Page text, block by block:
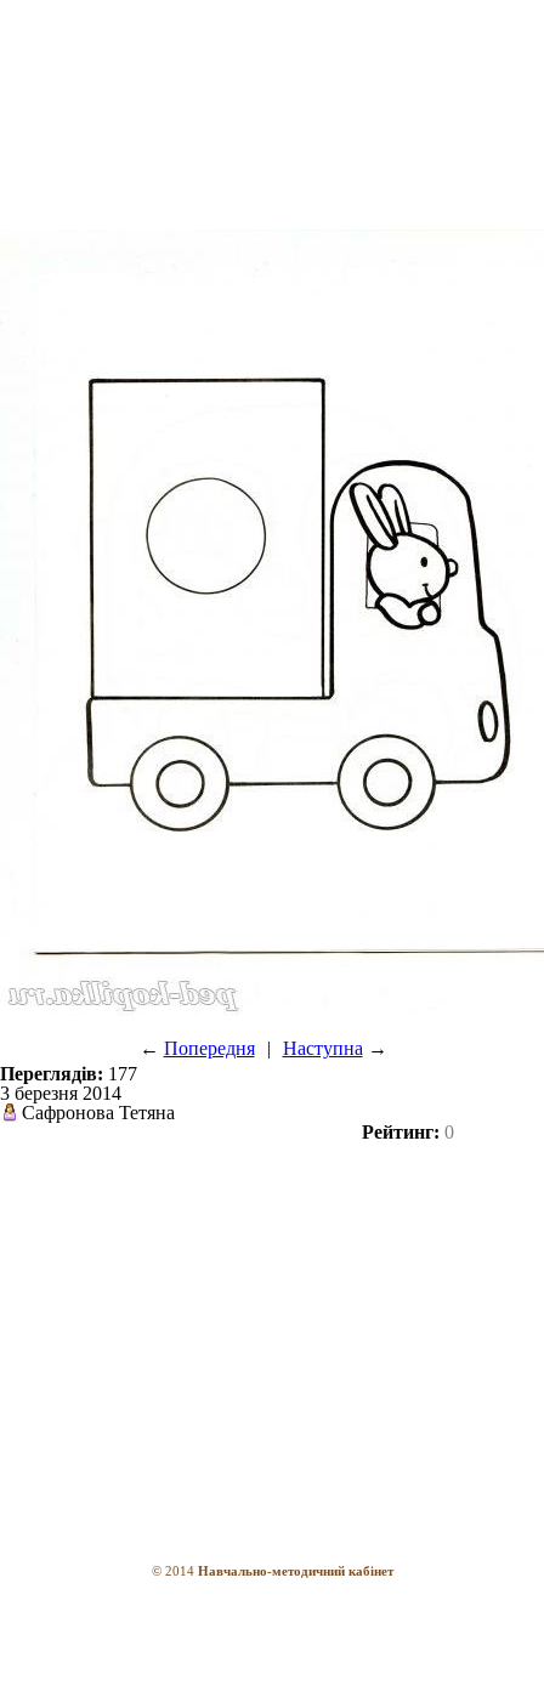
← Попередня | Наступна →
Переглядів: 177
3 березня 2014
Сафронова Тетяна
Рейтинг: 0
© 2014 Навчально-методичний кабінет